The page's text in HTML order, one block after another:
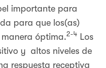
importante para
para que los(as)
manera óptima.2-4 Los
y altos niveles de
respuesta receptiva